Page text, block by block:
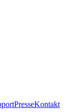
PresseKontakt